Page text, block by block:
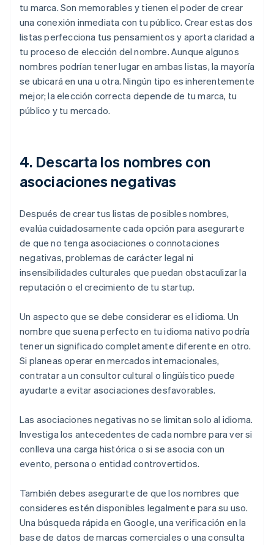
tu marca. Son memorables y tienen el poder de crear
una conexión inmediata con tu público. Crear estas dos
listas perfecciona tus pensamientos y aporta claridad a
tu proceso de elección del nombre. Aunque algunos
nombres podrían tener lugar en ambas listas, la mayoría
se ubicará en una u otra. Ningún tipo es inherentemente
mejor; la elección correcta depende de tu marca, tu
público y tu mercado.
4. Descarta los nombres con
asociaciones negativas
Después de crear tus listas de posibles nombres,
evalúa cuidadosamente cada opción para asegurarte
de que no tenga asociaciones o connotaciones
negativas, problemas de carácter legal ni
insensibilidades culturales que puedan obstaculizar la
reputación o el crecimiento de tu startup.
Un aspecto que se debe considerar es el idioma. Un
nombre que suena perfecto en tu idioma nativo podría
tener un significado completamente diferente en otro.
Si planeas operar en mercados internacionales,
contratar a un consultor cultural o lingüístico puede
ayudarte a evitar asociaciones desfavorables.
Las asociaciones negativas no se limitan solo al idioma.
Investiga los antecedentes de cada nombre para ver si
conlleva una carga histórica o si se asocia con un
evento, persona o entidad controvertidos.
También debes asegurarte de que los nombres que
consideres estén disponibles legalmente para su uso.
Una búsqueda rápida en Google, una verificación en la
base de datos de marcas comerciales o una consulta